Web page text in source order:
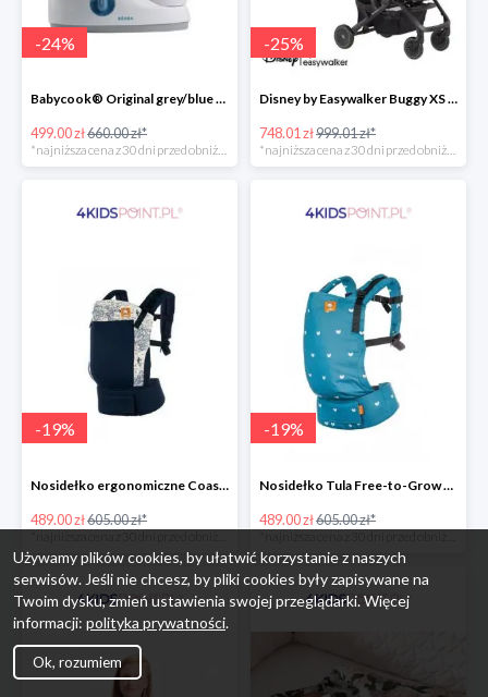
-24%
Babycook® Original grey/blue Beaba
499.00 zł660.00 zł*
*najniższa cena z 30 dni przed obniżką
-25%
Disney by Easywalker Buggy XS Wózek spacerowy z osłonką przeciwdeszczową Mickey Shield
748.01 zł999.01 zł*
*najniższa cena z 30 dni przed obniżką
-19%
Nosidełko ergonomiczne Coast Navigator Tula
489.00 zł605.00 zł*
-19%
Nosidełko Tula Free-to-Grow Playdate Tula
489.00 zł605.00 zł*
Używamy plików cookies, by ułatwić korzystanie z naszych
serwisów. Jeśli nie chcesz, by pliki cookies były zapisywane na
Twoim dysku, zmień ustawienia swojej przeglądarki. Więcej
informacji: polityka prywatności.
Ok, rozumiem